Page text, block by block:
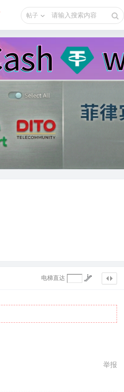
帖子
电梯直达
举报